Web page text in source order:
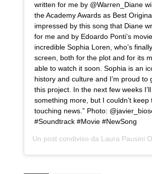
written for me by @Warren_Diane
the Academy Awards as Best
impressed by this song that Diane
for me and by Edoardo Ponti’s
incredible Sophia Loren, who’s
screen, both for the plot and for its
able to watch it soon. Sophia is an
history and culture and I’m proud to
this project. In the next few weeks
something more, but I couldn’t keep
touching news.” Photo:
#Soundtrack #Movie #NewSong
Un post condiviso da Laura Pausini